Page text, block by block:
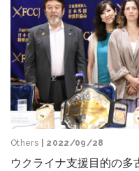
Others | 2022/09/28
ウクライナ支援目的の多